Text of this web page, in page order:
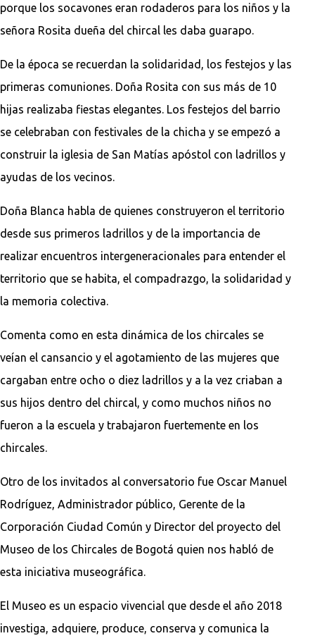
porque los socavones eran rodaderos para los niños y la
señora Rosita dueña del chircal les daba guarapo.
De la época se recuerdan la solidaridad, los festejos y las
primeras comuniones. Doña Rosita con sus más de 10
hijas realizaba fiestas elegantes. Los festejos del barrio
se celebraban con festivales de la chicha y se empezó a
construir la iglesia de San Matías apóstol con ladrillos y
ayudas de los vecinos.
Doña Blanca habla de quienes construyeron el territorio
desde sus primeros ladrillos y de la importancia de
realizar encuentros intergeneracionales para entender el
territorio que se habita, el compadrazgo, la solidaridad y
la memoria colectiva.
Comenta como en esta dinámica de los chircales se
veían el cansancio y el agotamiento de las mujeres que
cargaban entre ocho o diez ladrillos y a la vez criaban a
sus hijos dentro del chircal, y como muchos niños no
fueron a la escuela y trabajaron fuertemente en los
chircales.
Otro de los invitados al conversatorio fue Oscar Manuel
Rodríguez, Administrador público, Gerente de la
Corporación Ciudad Común y Director del proyecto del
Museo de los Chircales de Bogotá quien nos habló de
esta iniciativa museográfica.
El Museo es un espacio vivencial que desde el año 2018
investiga, adquiere, produce, conserva y comunica la